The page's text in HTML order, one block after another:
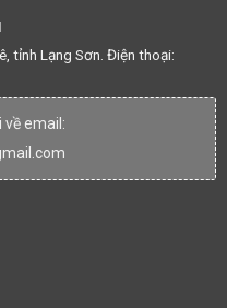
tỉnh Lạng Sơn. Điện thoại:
về email: